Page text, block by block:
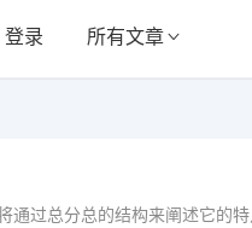
登录 所有文章
过总分总的结构来阐述它的